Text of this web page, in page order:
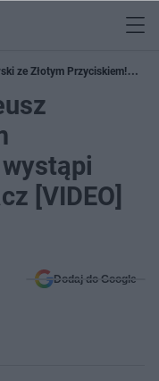
ze Złotym Przyciskiem!
[VIDEO]
Dodaj do Google